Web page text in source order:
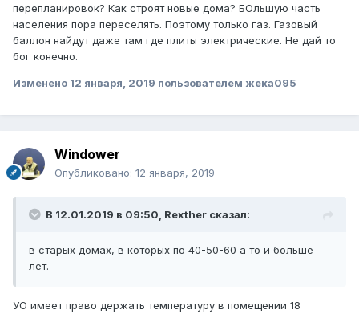
перепланировок? Как строят новые дома? БОльшую часть
населения пора переселять. Поэтому только газ. Газовый
баллон найдут даже там где плиты электрические. Не дай то
бог конечно.
Изменено 12 января, 2019 пользователем жека095
Windower
Опубликовано: 12 января, 2019
В 12.01.2019 в 09:50, Rexther сказал:
в старых домах, в которых по 40-50-60 а то и больше
лет.
УО имеет право держать температуру в помещении 18